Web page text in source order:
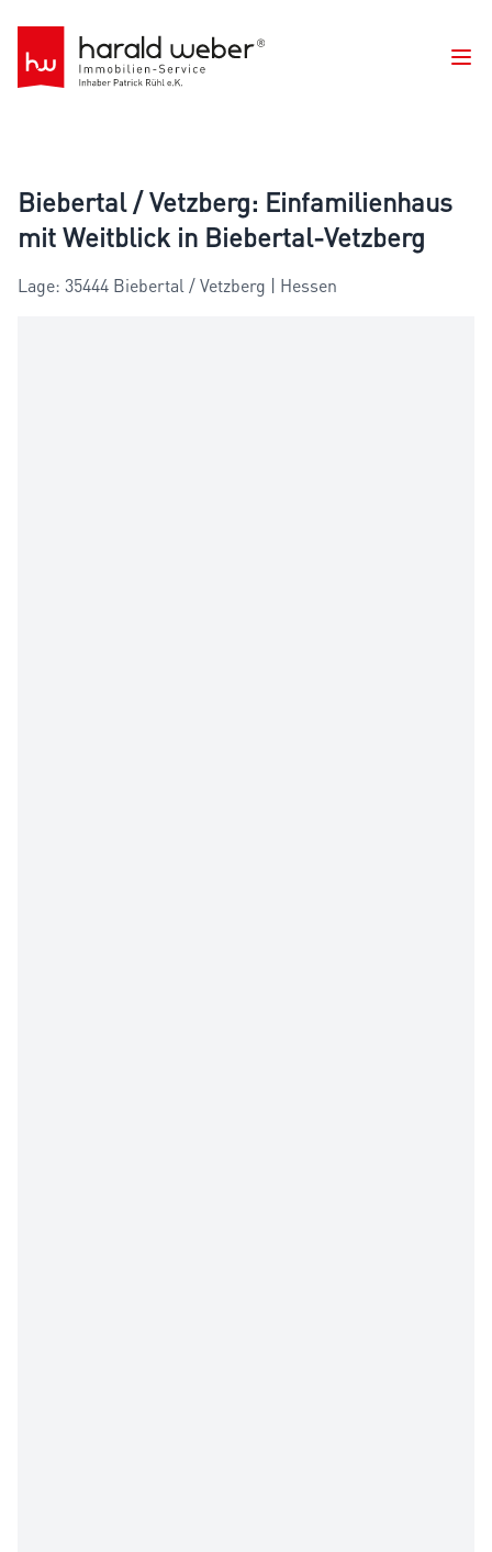
Biebertal / Vetzberg: Einfamilienhaus
mit Weitblick in Biebertal-Vetzberg
Lage: 35444 Biebertal / Vetzberg | Hessen